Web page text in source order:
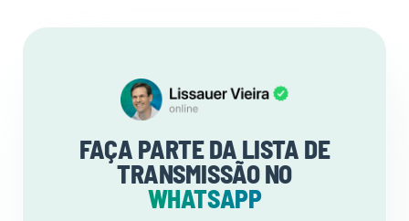
FAÇA PARTE DA LISTA DE
TRANSMISSÃO NO
WHATSAPP